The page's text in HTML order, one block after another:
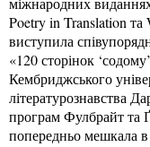
Poetry in Translation
виступила
«120 сторінок
Кембриджського
літературознавства
програм Фулбрайт
попередньо мешкала